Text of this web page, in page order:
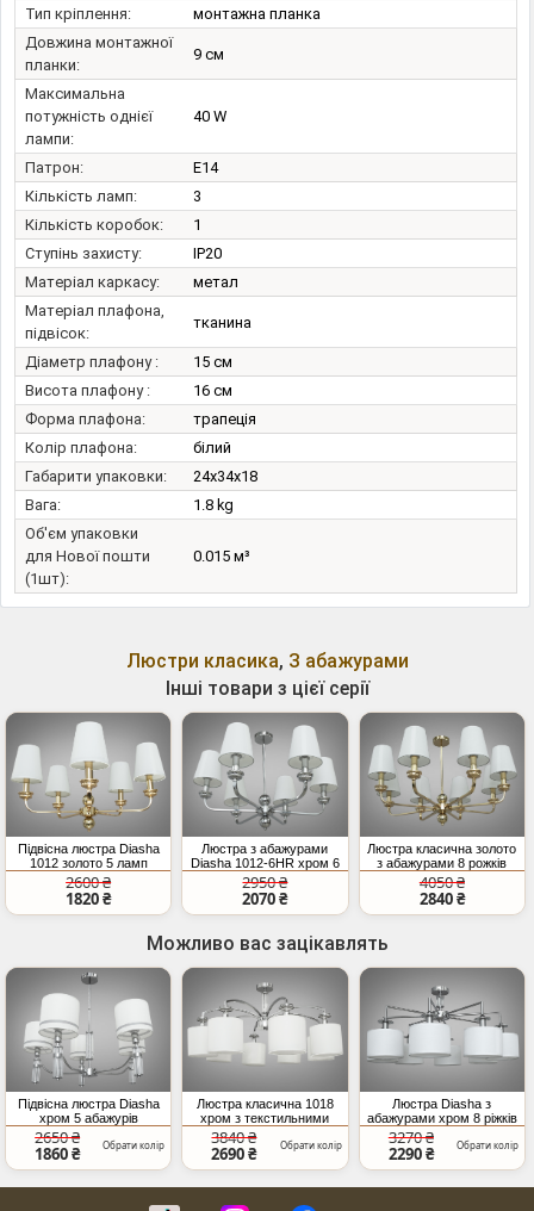
Тип кріплення:
монтажна планка
Довжина монтажної
планки:
9 см
Максимальна
потужність однієї
лампи:
40 W
Патрон:
E14
Кількість ламп:
3
Кількість коробок:
1
Ступінь захисту:
IP20
Матеріал каркасу:
метал
Матеріал плафона,
підвісок:
тканина
Діаметр плафону :
15 см
Висота плафону :
16 см
Форма плафона:
трапеція
Колір плафона:
білий
Габарити упаковки:
24x34x18
Вага:
1.8 kg
Об'єм упаковки
для Нової пошти
(1шт):
0.015 м³
Люстри класика, З абажурами
Інші товари з цієї серії
Підвісна люстра Diasha
1012 золото 5 ламп
класика з текстильними
абажурами
2600 ₴
1820 ₴
Люстра з абажурами
Diasha 1012-6HR хром 6
плафонів класичний
стиль E14
2950 ₴
2070 ₴
Люстра класична золото
з абажурами 8 рожків
4050 ₴
2840 ₴
Можливо вас зацікавлять
Підвісна люстра Diasha
хром 5 абажурів
кришталь
2650 ₴
1860 ₴ Обрати колір
Люстра класична 1018
хром з текстильними
абажурами 8-рожкова
3840 ₴
2690 ₴ Обрати колір
Люстра Diasha з
абажурами хром 8 ріжків
3270 ₴
2290 ₴ Обрати колір